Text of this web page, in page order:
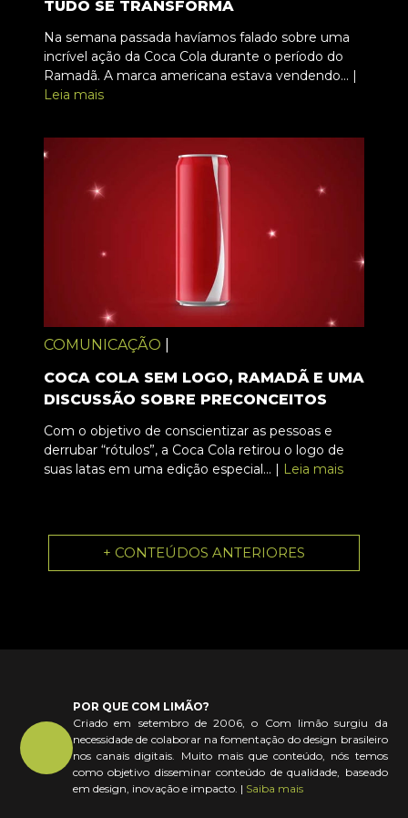
TUDO SE TRANSFORMA
Na semana passada havíamos falado sobre uma
incrível ação da Coca Cola durante o período do
Ramadã. A marca americana estava vendendo... |
Leia mais
COMUNICAÇÃO
COCA COLA SEM LOGO, RAMADÃ E UMA
DISCUSSÃO SOBRE PRECONCEITOS
Com o objetivo de conscientizar as pessoas e
derrubar “rótulos”, a Coca Cola retirou o logo de
suas latas em uma edição especial... | Leia mais
+ CONTEÚDOS ANTERIORES
POR QUE COM LIMÃO?
Criado em setembro de 2006, o Com limão surgiu da
necessidade de colaborar na fomentação do design brasileiro
nos canais digitais. Muito mais que conteúdo, nós temos
como objetivo disseminar conteúdo de qualidade, baseado
em design, inovação e impacto. | Saiba mais